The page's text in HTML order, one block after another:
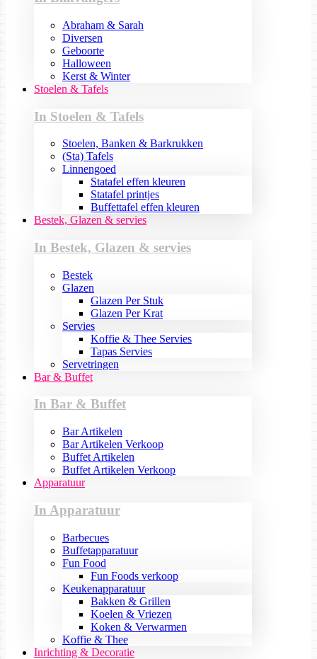
Abraham & Sarah
Diversen
Geboorte
Halloween
Kerst & Winter
Stoelen & Tafels
In Stoelen & Tafels
Stoelen, Banken & Barkrukken
(Sta) Tafels
Linnengoed
Statafel effen kleuren
Statafel printjes
Buffettafel effen kleuren
Bestek, Glazen & servies
In Bestek, Glazen & servies
Bestek
Glazen
Glazen Per Stuk
Glazen Per Krat
Servies
Koffie & Thee Servies
Tapas Servies
Servetringen
Bar & Buffet
In Bar & Buffet
Bar Artikelen
Bar Artikelen Verkoop
Buffet Artikelen
Buffet Artikelen Verkoop
Apparatuur
In Apparatuur
Barbecues
Buffetapparatuur
Fun Food
Fun Foods verkoop
Keukenapparatuur
Bakken & Grillen
Koelen & Vriezen
Koken & Verwarmen
Koffie & Thee
Inrichting & Decoratie